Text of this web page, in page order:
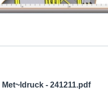
Met~ldruck - 241211.pdf